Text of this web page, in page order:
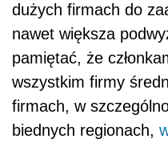
dużych firmach do
nawet większa
pamiętać, że
wszystkim firmy
firmach, w
biednych regionach,